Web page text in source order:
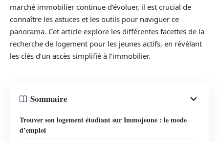
marché immobilier continue d’évoluer, il est crucial de
connaître les astuces et les outils pour naviguer ce
panorama. Cet article explore les différentes facettes de la
recherche de logement pour les jeunes actifs, en révélant
les clés d’un accès simplifié à l’immobilier.
Sommaire
Trouver son logement étudiant sur Immojeune : le mode
d’emploi